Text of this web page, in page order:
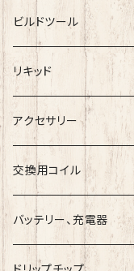
メカニカルMOD
RDA
BlackRose
RTA
ArcanaMods/PIPELINE
Umbrella Mods
Holy Atty
Ambition Mods
RDTA
Freak
クリアロマイザー
ビルドツール
ワイヤー
コットン
ツール
リキッド
Vape Sapporoー道産
ESC
国産リキッド
MKVAPE
海外産リキッド
アクセサリー
交換用コイル
バッテリー、充電器